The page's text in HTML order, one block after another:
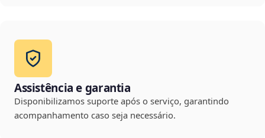
Assistência e garantia
Disponibilizamos suporte após o serviço, garantindo
acompanhamento caso seja necessário.